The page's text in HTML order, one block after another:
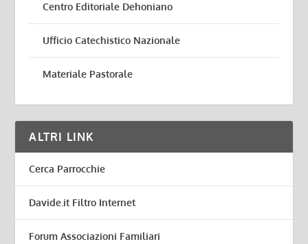
Centro Editoriale Dehoniano
Ufficio Catechistico Nazionale
Materiale Pastorale
ALTRI LINK
Cerca Parrocchie
Davide.it Filtro Internet
Forum Associazioni Familiari